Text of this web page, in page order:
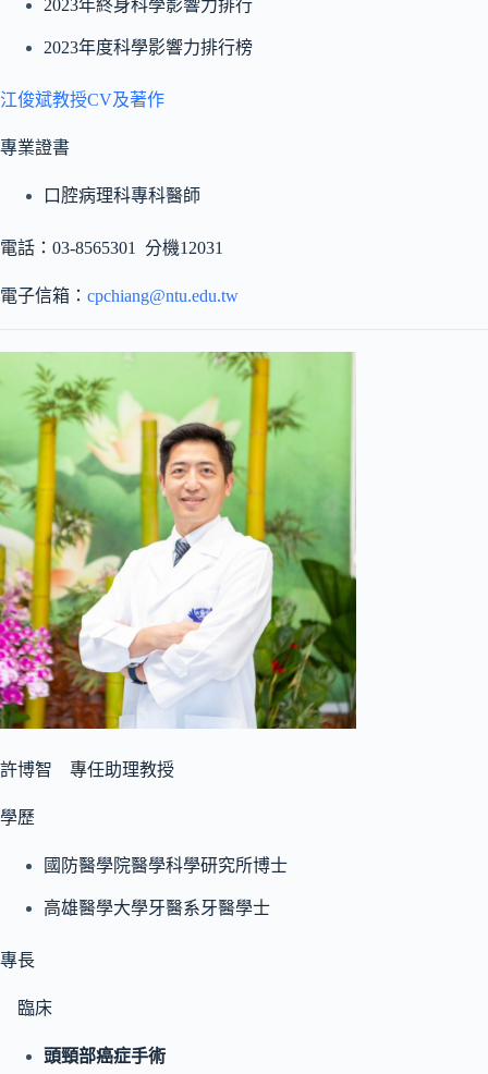
2023年終身科學影響力排行
2023年度科學影響力排行榜
江俊斌教授CV及著作
專業證書
口腔病理科專科醫師
電話：03-8565301 分機12031
電子信箱： cpchiang@ntu.edu.tw
許博智 專任助理教授
學歷
國防醫學院醫學科學研究所博士
高雄醫學大學牙醫系牙醫學士
專長
臨床
頭頸部癌症手術